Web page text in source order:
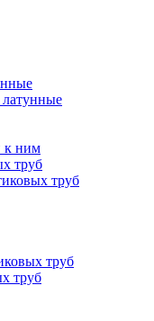
к ним
труб
труб
труб
труб